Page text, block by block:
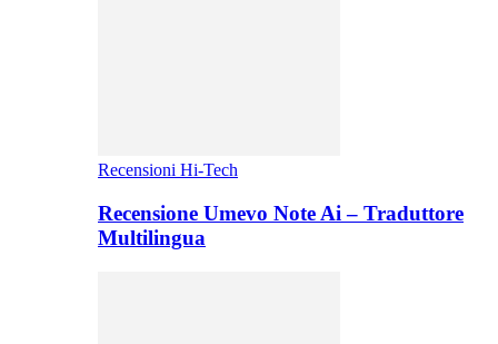
Recensioni Hi-Tech
Recensione Umevo Note Ai – Traduttore
Multilingua